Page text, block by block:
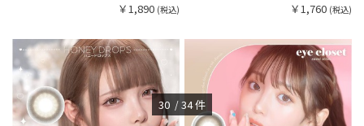
￥1,890 (税込)
￥1,760 (税込)
30 34件